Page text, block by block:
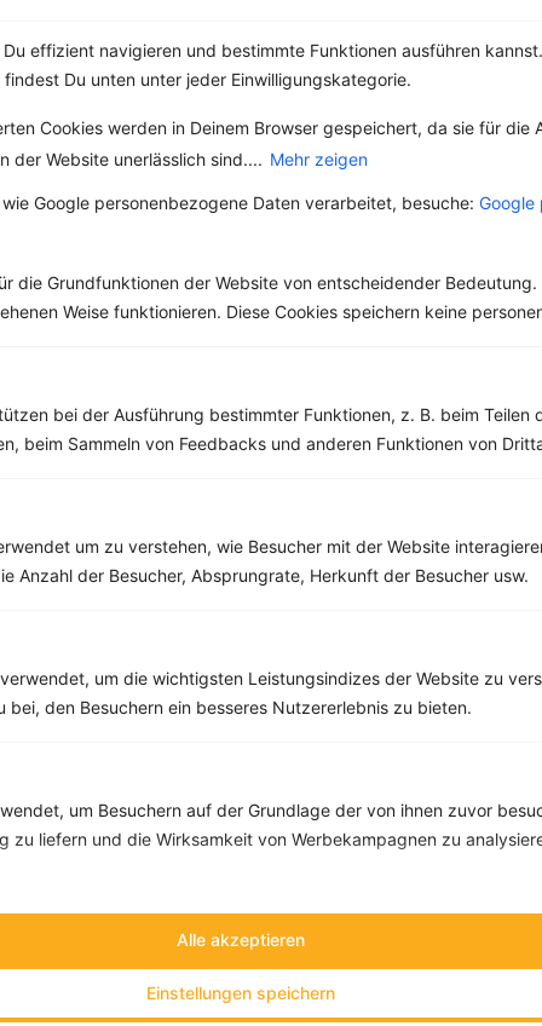
effizient navigieren und bestimmte Funktionen ausführen
Du unten unter jeder Einwilligungskategorie.
Cookies werden in Deinem Browser gespeichert, da sie für die
der Website unerlässlich sind.... Mehr zeigen
Google personenbezogene Daten verarbeitet, besuche: Google
die Grundfunktionen der Website von entscheidender Bedeutung.
Weise funktionieren. Diese Cookies speichern keine
bei der Ausführung bestimmter Funktionen, z. B. beim Teilen
beim Sammeln von Feedbacks und anderen Funktionen von
um zu verstehen, wie Besucher mit der Website
Anzahl der Besucher, Absprungrate, Herkunft der Besucher usw.
um die wichtigsten Leistungsindizes der Website zu
bei, den Besuchern ein besseres Nutzererlebnis zu bieten.
um Besuchern auf der Grundlage der von ihnen zuvor
zu liefern und die Wirksamkeit von Werbekampagnen zu
Einstellungen speichern
Alle akzeptieren
Weitere Vegetarische Rezepte
Kohlehydrate:62 g
Rezepte mit 500 bis 600 kcal
Rezepte
Pasta mit Pesto, Paprika und Walnüssen
Kalorien:
548 kcal